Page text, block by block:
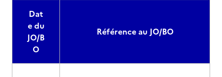
Dat
e du
JO/B
O
Référence au JO/BO